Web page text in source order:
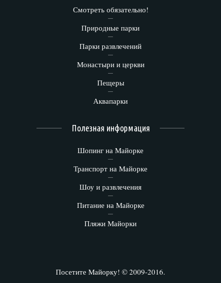
Смотреть обязательно!
Природные парки
Парки развлечений
Монастыри и церкви
Пещеры
Аквапарки
Полезная информация
Шопинг на Майорке
Транспорт на Майорке
Шоу и развлечения
Питание на Майорке
Пляжи Майорки
Посетите Майорку! © 2009-2016.